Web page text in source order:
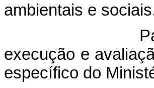
ambientais e
execução e
específico do